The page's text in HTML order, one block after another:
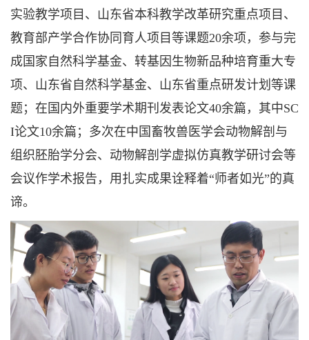
实验教学项目、山东省本科教学改革研究重点项目、
教育部产学合作协同育人项目等课题20余项，参与完
成国家自然科学基金、转基因生物新品种培育重大专
项、山东省自然科学基金、山东省重点研发计划等课
题；在国内外重要学术期刊发表论文40余篇，其中SC
I论文10余篇；多次在中国畜牧兽医学会动物解剖与
组织胚胎学分会、动物解剖学虚拟仿真教学研讨会等
会议作学术报告，用扎实成果诠释着“师者如光”的真
谛。